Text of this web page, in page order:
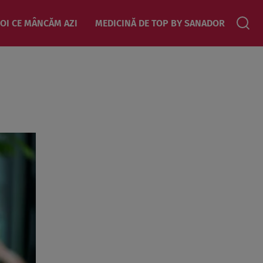
CE MÂNCĂM AZI MEDICINĂ DE TOP BY SANADOR